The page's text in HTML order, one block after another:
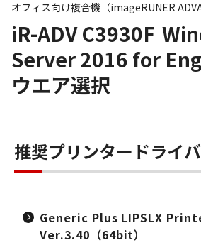
iR-ADV C3930F
Server 2016 for
ウエア選択
オフィス向け複合機（imageRUNER
推奨プリンタードライ
Generic Plus LIPSLX
Ver.3.40（64bit）